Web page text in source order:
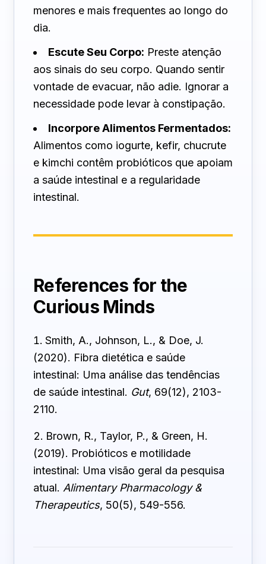
menores e mais frequentes ao longo do
dia.
Escute Seu Corpo: Preste atenção
aos sinais do seu corpo. Quando sentir
vontade de evacuar, não adie. Ignorar a
necessidade pode levar à constipação.
Incorpore Alimentos Fermentados:
Alimentos como iogurte, kefir, chucrute
e kimchi contêm probióticos que apoiam
a saúde intestinal e a regularidade
intestinal.
References for the
Curious Minds
Smith, A., Johnson, L., & Doe, J.
(2020). Fibra dietética e saúde
intestinal: Uma análise das tendências
de saúde intestinal. Gut, 69(12), 2103-
2110.
Brown, R., Taylor, P., & Green, H.
(2019). Probióticos e motilidade
intestinal: Uma visão geral da pesquisa
atual. Alimentary Pharmacology &
Therapeutics, 50(5), 549-556.